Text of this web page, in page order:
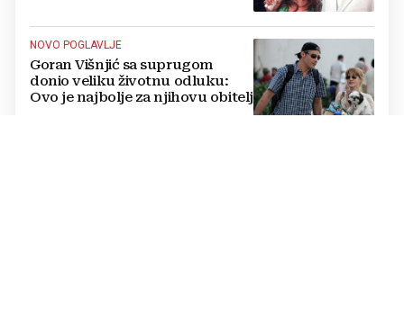
NOVO POGLAVLJE
Goran Višnjić sa suprugom
donio veliku životnu odluku:
Ovo je najbolje za njihovu obitelj